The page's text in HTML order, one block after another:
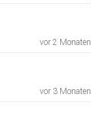
vor 2 Monaten
vor 3 Monaten